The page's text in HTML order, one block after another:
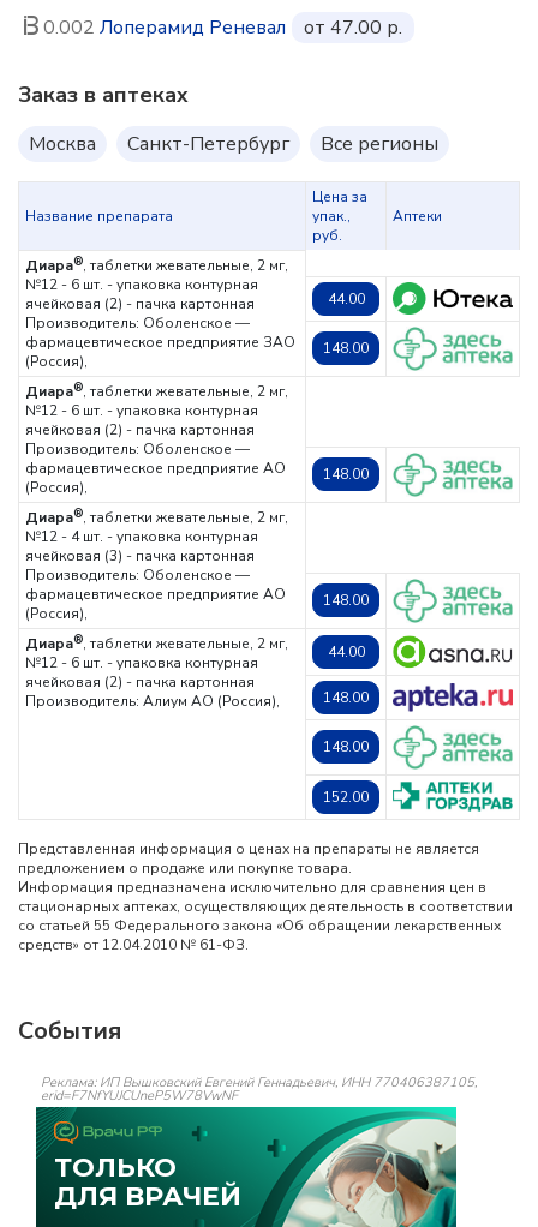
0.002 Лоперамид Реневал от 47.00 р.
Заказ в аптеках
Москва Санкт-Петербург Все регионы
Название препарата
Цена за
упак.,
руб.
Аптеки
Диара®, таблетки жевательные, 2 мг,
№12 - 6 шт. - упаковка контурная
ячейковая (2) - пачка картонная
Производитель: Оболенское —
фармацевтическое предприятие ЗАО
(Россия),
44.00
148.00
Диара®, таблетки жевательные, 2 мг,
№12 - 6 шт. - упаковка контурная
ячейковая (2) - пачка картонная
Производитель: Оболенское —
фармацевтическое предприятие АО
(Россия),
148.00
Диара®, таблетки жевательные, 2 мг,
№12 - 4 шт. - упаковка контурная
ячейковая (3) - пачка картонная
Производитель: Оболенское —
фармацевтическое предприятие АО
(Россия),
148.00
Диара®, таблетки жевательные, 2 мг,
№12 - 6 шт. - упаковка контурная
ячейковая (2) - пачка картонная
Производитель: Алиум АО (Россия),
44.00
148.00
148.00
152.00
Представленная информация о ценах на препараты не является
предложением о продаже или покупке товара.
Информация предназначена исключительно для сравнения цен в
стационарных аптеках, осуществляющих деятельность в соответствии
со статьей 55 Федерального закона «Об обращении лекарственных
средств» от 12.04.2010 № 61-ФЗ.
События
Реклама: ИП Вышковский Евгений Геннадьевич, ИНН 770406387105,
erid=F7NfYUJCUneP5W78VwNF